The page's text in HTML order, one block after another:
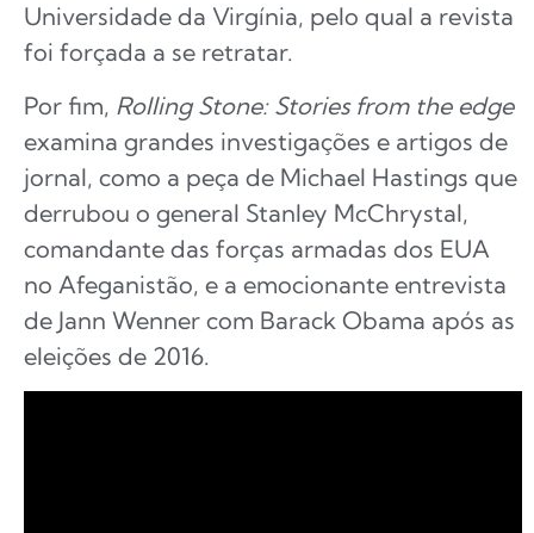
Universidade da Virgínia, pelo qual a revista
foi forçada a se retratar.
Por fim, Rolling Stone: Stories from the edge
examina grandes investigações e artigos de
jornal, como a peça de Michael Hastings que
derrubou o general Stanley McChrystal,
comandante das forças armadas dos EUA
no Afeganistão, e a emocionante entrevista
de Jann Wenner com Barack Obama após as
eleições de 2016.